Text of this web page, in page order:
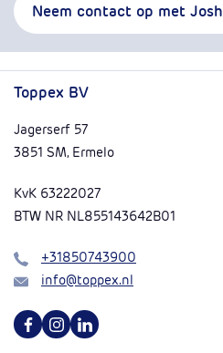
Neem contact op met Josh
Toppex BV
Jagerserf 57
3851 SM, Ermelo
KvK 63222027
BTW NR NL855143642B01
Bel
+31850743900
Mail
info@toppex.nl
Volg ons op Facebook
Volg ons op Instagram
Volg ons op Linkedin